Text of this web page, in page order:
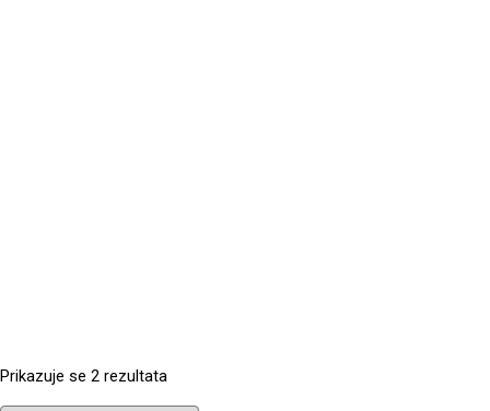
Prikazuje se 2 rezultata